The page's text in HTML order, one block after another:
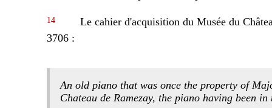
14
Le cahier d'acquisition du Musée du
3706 :
An old piano that was once the property of
Chateau de Ramezay, the piano having been in